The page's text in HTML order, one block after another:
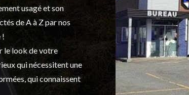
usagéet son
de A à Z par nos
!
le look de votre
qui nécessitent une
qui connaissent